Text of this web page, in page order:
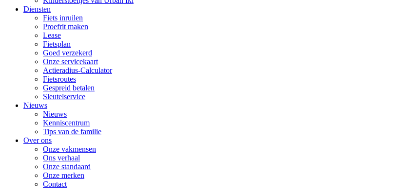
Diensten
Fiets inruilen
Proefrit maken
Lease
Fietsplan
Goed verzekerd
Onze servicekaart
Actieradius-Calculator
Fietsroutes
Gespreid betalen
Sleutelservice
Nieuws
Nieuws
Kenniscentrum
Tips van de familie
Over ons
Onze vakmensen
Ons verhaal
Onze standaard
Onze merken
Contact